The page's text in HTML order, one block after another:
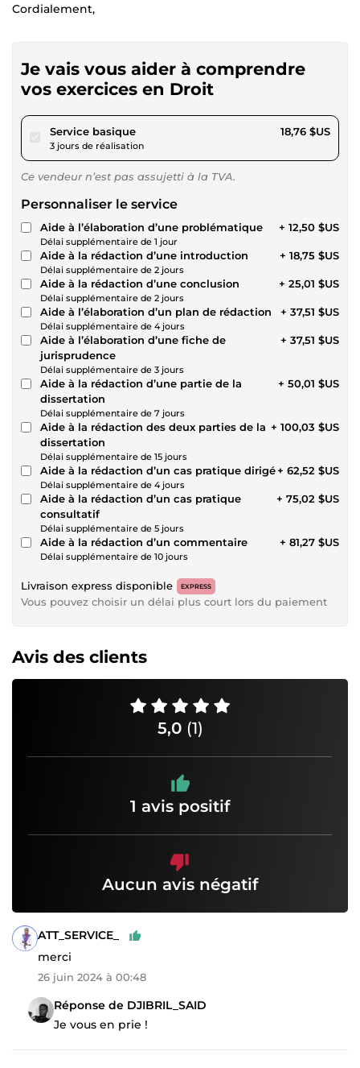
Cordialement,
Je vais vous aider à comprendre
vos exercices en Droit
Service basiquepour 17,28 $US
3 jours de réalisation
18,76 $US
Ce vendeur n’est pas assujetti à la TVA.
Personnaliser le service
Aide à l’élaboration d’une problématique
Délai supplémentaire de 1 jour
+ 12,50 $US
Aide à la rédaction d’une introduction
Délai supplémentaire de 2 jours
+ 18,75 $US
Aide à la rédaction d’une conclusion
Délai supplémentaire de 2 jours
+ 25,01 $US
Aide à l’élaboration d’un plan de rédaction
Délai supplémentaire de 4 jours
+ 37,51 $US
Aide à l’élaboration d’une fiche de
jurisprudence
Délai supplémentaire de 3 jours
+ 37,51 $US
Aide à la rédaction d’une partie de la
dissertation
Délai supplémentaire de 7 jours
+ 50,01 $US
Aide à la rédaction des deux parties de la
dissertation
Délai supplémentaire de 15 jours
+ 100,03 $US
Aide à la rédaction d’un cas pratique dirigé
Délai supplémentaire de 4 jours
+ 62,52 $US
Aide à la rédaction d’un cas pratique
consultatif
Délai supplémentaire de 5 jours
+ 75,02 $US
Aide à la rédaction d’un commentaire
Délai supplémentaire de 10 jours
+ 81,27 $US
Livraison express disponible EXPRESS
Vous pouvez choisir un délai plus court lors du paiement
Avis des clients
5,0 (1)
1 avis positif
Aucun avis négatif
ATT_SERVICE_
merci
26 juin 2024 à 00:48
Réponse de DJIBRIL_SAID
Je vous en prie !